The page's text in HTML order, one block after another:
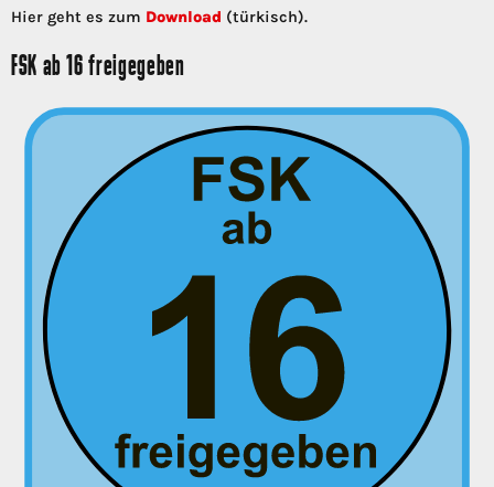
Hier geht es zum Download (türkisch).
FSK ab 16 freigegeben